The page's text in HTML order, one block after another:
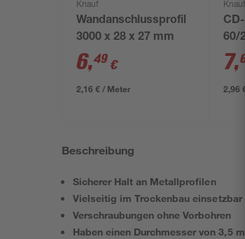
Knauf
Wandanschlussprofil
3000 x 28 x 27 mm
6,49 €
2,16 € / Meter
Knauf
60/
7,
2,96
Beschreibung
Sicherer Halt an Metallprofilen
Vielseitig im Trockenbau einsetzbar
Verschraubungen ohne Vorbohren
Haben einen Durchmesser von 3,5